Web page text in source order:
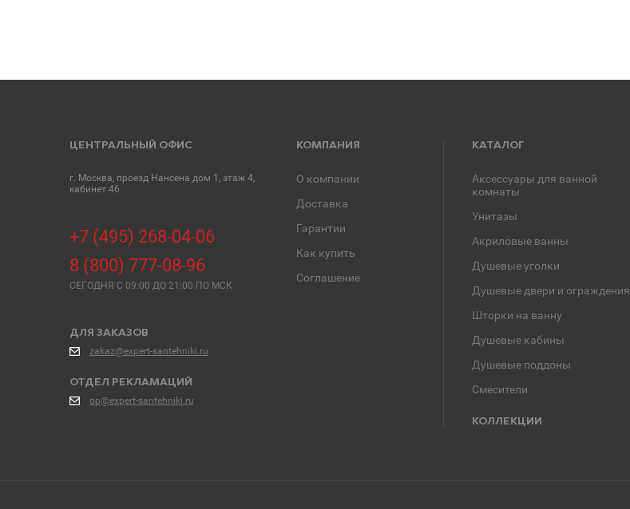
ЦЕНТРАЛЬНЫЙ ОФИС
г. Москва, проезд Нансена дом 1, этаж 4,
кабинет 46
+7 (495) 268-04-06
8 (800) 777-08-96
СЕГОДНЯ C 09:00 ДО 21:00 ПО МСК
ДЛЯ ЗАКАЗОВ
zakaz@expert-santehniki.ru
ОТДЕЛ РЕКЛАМАЦИЙ
op@expert-santehniki.ru
КОМПАНИЯ
О компании
Доставка
Гарантии
Как купить
Соглашение
КАТАЛОГ
Аксессуары для ванной
комнаты
Унитазы
Акриловые ванны
Душевые уголки
Душевые двери и ограждения
Шторки на ванну
Душевые кабины
Душевые поддоны
Смесители
КОЛЛЕКЦИИ